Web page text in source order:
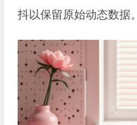
抖以保留原始动态数据。